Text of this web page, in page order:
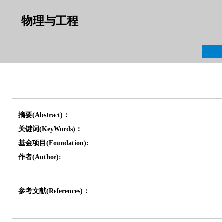
物理与工程
摘要(Abstract)：
关键词(KeyWords)：
基金项目(Foundation):
作者(Author):
参考文献(References)：